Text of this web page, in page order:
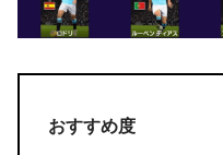
おすすめ度